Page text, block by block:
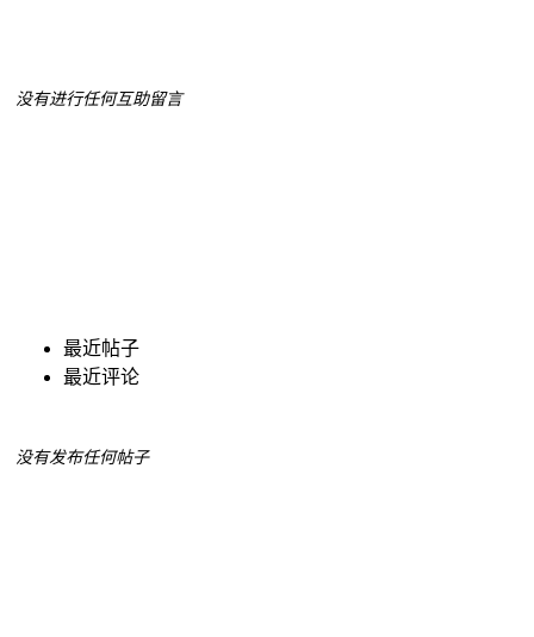
没有进行任何互助留言
最近帖子
最近评论
没有发布任何帖子